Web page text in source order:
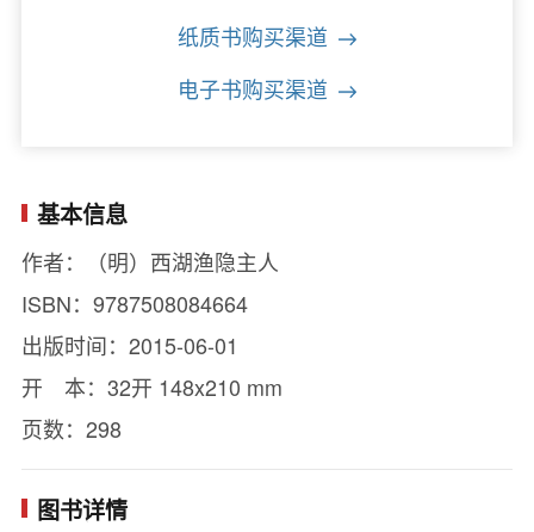
纸质书购买渠道
电子书购买渠道
基本信息
作者：（明）西湖渔隐主人
ISBN：9787508084664
出版时间：2015-06-01
开 本：32开 148x210 mm
页数：298
图书详情